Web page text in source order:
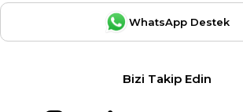
WhatsApp Destek
Bizi Takip Edin